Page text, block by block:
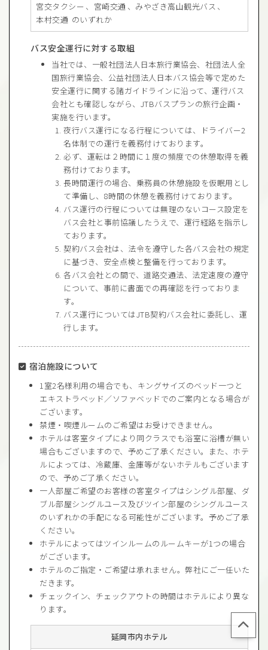
宮交タクシー
宮崎交通
みやざき高山観光バス
本村交通 のいずれか
バス安全運行に対する取組
当社では、一般社団法人日本旅行業協会、社団法人全
国旅行業協会、公益社団法人日本バス協会等で定めた
安全運行に関する諸ガイドラインに沿って、運行バス
会社とも確認しながら、JTBバスプランの旅行企画・
実施を行います。
夜行バス運行になる行程については、ドライバー2
名体制での運行を義務付けております。
必ず、運転は２時間に１度の頻度での休憩取得を義
務付けております。
長時間運行の場合、乗務員の休憩施設を仮眠用とし
て準備し、8時間の休憩を義務付けております。
バス運行の行程については無理のないコース設定を
バス会社と事前協議したうえで、運行経路を指示し
ております。
契約バス会社は、法令を遵守した各バス会社の規定
に基づき、安全点検と整備を行っております。
各バス会社との間で、道路交通法、法定速度の遵守
について、事前に書面での再確認を行っておりま
す。
バス運行についてはJTB契約バス会社に委託し、運
行します。
宿泊施設について
1室2名様利用の場合でも、キングサイズのベッド一つと
エキストラベッド／ソファベッドでのご案内となる場合が
ございます。
禁煙・喫煙ルームのご希望はお受けできません。
ホテルは客室タイプにより同クラスでも浴室に浴槽が無い
場合もございますので、予めご了承ください。また、ホテ
ルによっては、冷蔵庫、金庫等がないホテルもございます
ので、予めご了承ください。
一人部屋ご希望のお客様の客室タイプはシングル部屋、ダ
ブル部屋シングルユース及びツイン部屋のシングルユース
のいずれかの手配になる可能性がございます。予めご了承
ください。
ホテルによってはツインルームのルームキーが1つの場合
がございます。
ホテルのご指定・ご希望は承れません。弊社にご一任いた
だきます。
チェックイン、チェックアウトの時間はホテルにより異な
ります。
延岡市内ホテル